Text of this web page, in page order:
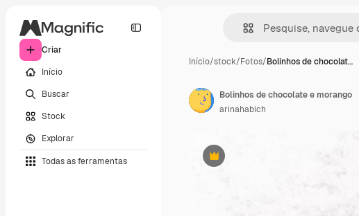
Criar
Início
Buscar
Stock
Explorar
Todas as ferramentas
Início/stock/Fotos/Bolinhos de chocolat…
Premium
Bolinhos de chocolate e morango
arinahabich